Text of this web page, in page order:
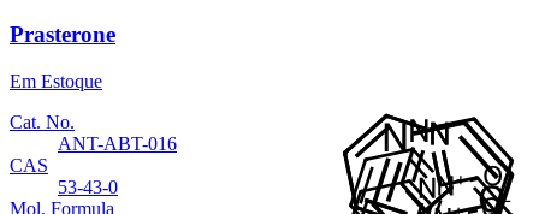
Prasterone
Em Estoque
Cat. No.
ANT-ABT-016
CAS
53-43-0
Mol. Formula